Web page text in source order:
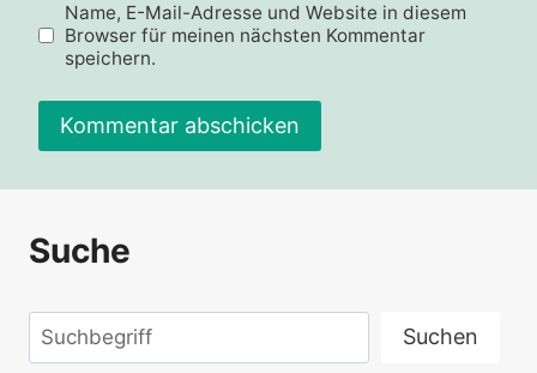
Name, E-Mail-Adresse und Website in diesem
Browser für meinen nächsten Kommentar
speichern.
Alternative:
Suche
Suchen Suchen